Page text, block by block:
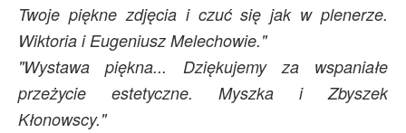
Twoje piękne zdjęcia i czuć się jak w plenerze.
Wiktoria i Eugeniusz Melechowie."
"Wystawa piękna... Dziękujemy za wspaniałe
przeżycie estetyczne. Myszka i Zbyszek
Kłonowscy."